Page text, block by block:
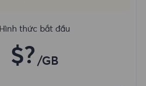
Hình thức bắt đầu
$? /GB